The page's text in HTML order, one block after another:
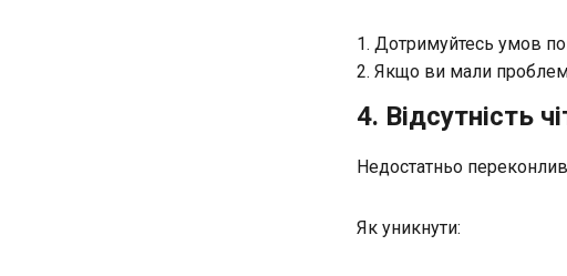
Дотримуйтесь умов
Якщо ви мали проблеми
4. Відсутність
Недостатньо
Як уникнути: